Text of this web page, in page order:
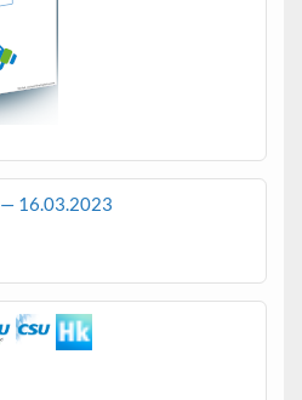
— 16.03.2023